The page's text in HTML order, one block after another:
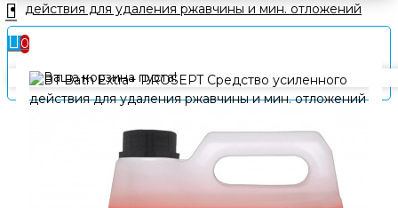
0
Ваша корзина пуста!
действия для удаления ржавчины и мин. отложений